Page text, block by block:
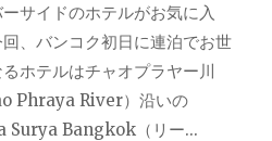
サイドのホテルがお気に入
回、バンコク初日に連泊でお世
ホテルはチャオプラヤー川
Phraya River）沿いの
Surya Bangkok（リー...